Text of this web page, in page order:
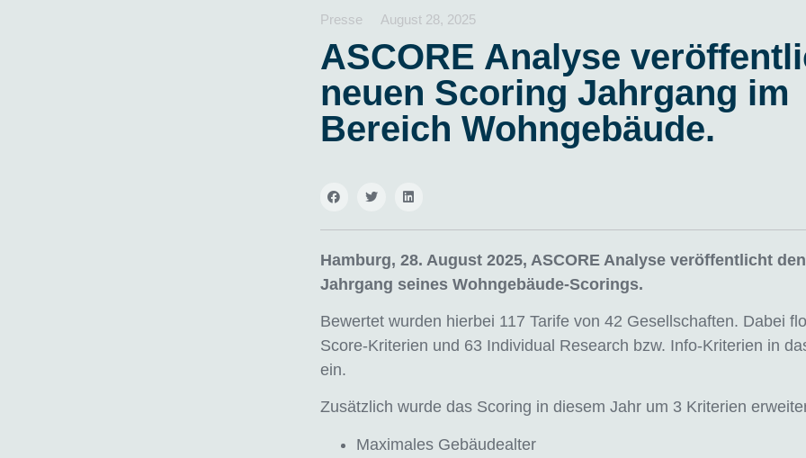
Presse August 28, 2025
ASCORE Analyse
neuen Scoring Jahrgang im
Bereich Wohngebäude.
Hamburg, 28. August 2025, ASCORE Analyse veröffentlicht
Jahrgang seines Wohngebäude-Scorings.
Bewertet wurden hierbei 117 Tarife von 42 Gesellschaften. Dabei
Score-Kriterien und 63 Individual Research bzw. Info-Kriterien in
ein.
Zusätzlich wurde das Scoring in diesem Jahr um 3 Kriterien
Maximales Gebäudealter